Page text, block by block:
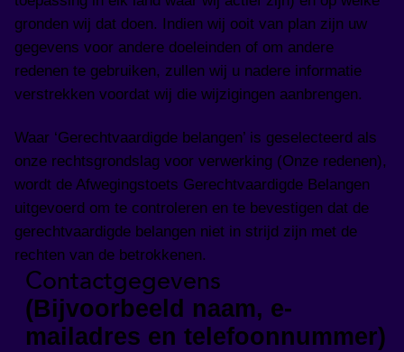
gronden wij dat doen. Indien wij ooit van plan zijn uw
gegevens voor andere doeleinden of om andere
redenen te gebruiken, zullen wij u nadere informatie
verstrekken voordat wij die wijzigingen aanbrengen.
Waar ‘Gerechtvaardigde belangen’ is geselecteerd als
onze rechtsgrondslag voor verwerking (Onze redenen),
wordt de Afwegingstoets Gerechtvaardigde Belangen
uitgevoerd om te controleren en te bevestigen dat de
gerechtvaardigde belangen niet in strijd zijn met de
rechten van de betrokkenen.
Contactgegevens
(Bijvoorbeeld naam, e-
mailadres en telefoonnummer)